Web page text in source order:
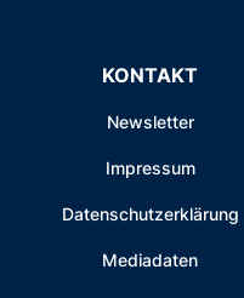
KONTAKT
Newsletter
Impressum
Datenschutzerklärung
Mediadaten